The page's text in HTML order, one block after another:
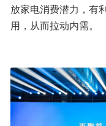
放家电消费潜力，有
用，从而拉动内需。